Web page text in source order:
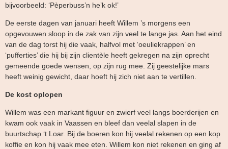
bijvoorbeeld: ‘Pèperbuss’n he’k ok!’
De eerste dagen van januari heeft Willem ’s morgens een
opgevouwen sloop in de zak van zijn veel te lange jas. Aan het eind
van de dag torst hij die vaak, halfvol met ‘oeuliekrappen’ en
‘pufferties’ die hij bij zijn clientèle heeft gekregen na zijn oprecht
gemeende goede wensen, op zijn rug mee. Zij geestelijke mars
heeft weinig gewicht, daar hoeft hij zich niet aan te vertillen.
De kost oplopen
Willem was een markant figuur en zwierf veel langs boerderijen en
kwam ook vaak in Vaassen en bleef dan veelal slapen in de
buurtschap ‘t Loar. Bij de boeren kon hij veelal rekenen op een kop
koffie en kon hij vaak mee eten. Willem kon niet rekenen en ging af